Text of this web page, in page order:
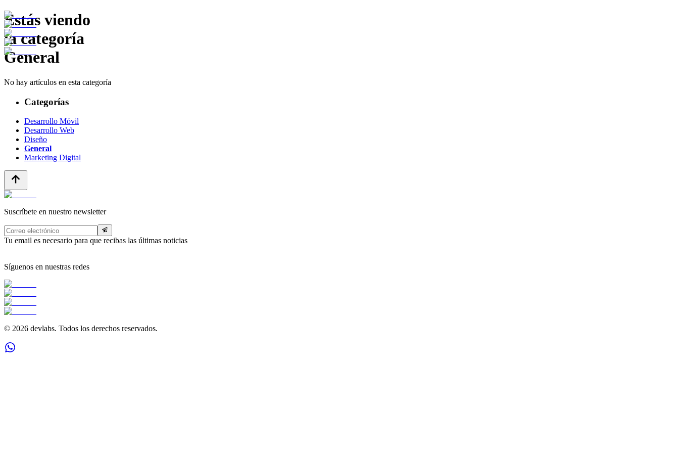
Estás viendo
la categoría
General
No hay artículos en esta categoría
Categorías
Desarrollo Móvil
Desarrollo Web
Diseño
General
Marketing Digital
Suscríbete en nuestro newsletter
Tu email es necesario para que recibas las últimas noticias
Síguenos en nuestras redes
© 2026 devlabs. Todos los derechos reservados.